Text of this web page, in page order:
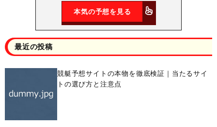
本気の予想を見る
最近の投稿
競艇予想サイトの本物を徹底検証｜当たるサイ
トの選び方と注意点